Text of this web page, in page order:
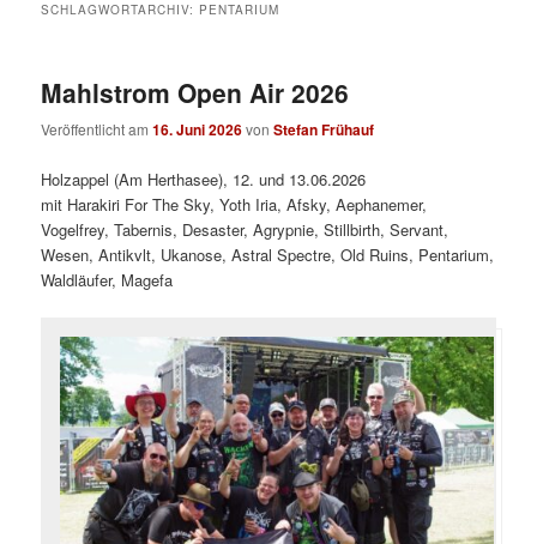
SCHLAGWORTARCHIV: PENTARIUM
Mahlstrom Open Air 2026
Veröffentlicht am16. Juni 2026vonStefan Frühauf
Holzappel (Am Herthasee), 12. und 13.06.2026
mit Harakiri For The Sky, Yoth Iria, Afsky, Aephanemer,
Vogelfrey, Tabernis, Desaster, Agrypnie, Stillbirth, Servant,
Wesen, Antikvlt, Ukanose, Astral Spectre, Old Ruins, Pentarium,
Waldläufer, Magefa